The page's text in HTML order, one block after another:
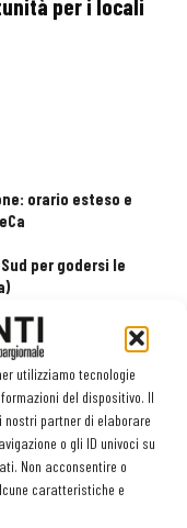
utilizziamo tecnologie
del dispositivo. Il
nostri partner di elaborare
o gli ID univoci su
Non acconsentire o
caratteristiche e
per i locali
orario esteso e
per godersi le
delle aziende